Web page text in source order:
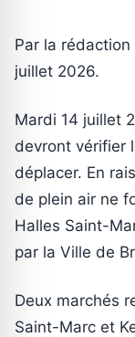
Par la
juillet 2026.
Mardi 14 juillet
devront vérifier
déplacer. En
de plein air ne
Halles Saint-
par la Ville de
Deux marchés
Saint-Marc et